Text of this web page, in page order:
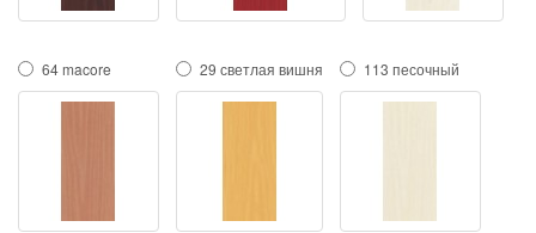
64 macore 29 светлая вишня 113 песочный